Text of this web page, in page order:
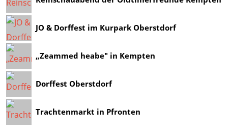
JO & Dorffest im Kurpark Oberstdorf
„Zeammed heabe" in Kempten
Dorffest Oberstdorf
Trachtenmarkt in Pfronten